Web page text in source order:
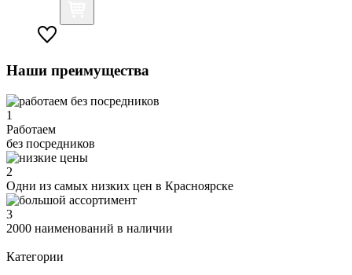
Наши преимущества
1
Работаем
без посредников
2
Одни из самых низких цен в Красноярске
3
2000 наименований в наличии
Категории